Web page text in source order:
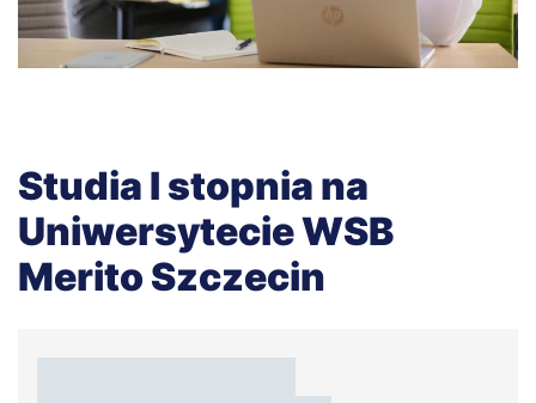
Studia I stopnia na
Uniwersytecie WSB
Merito Szczecin